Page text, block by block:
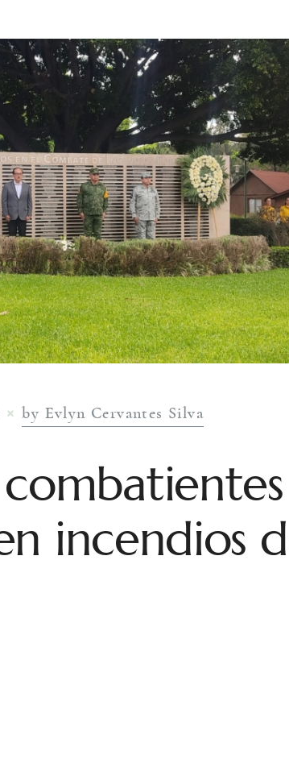
by Evlyn Cervantes Silva
incendios